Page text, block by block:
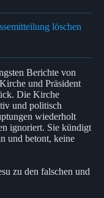
löschen
Berichte von
und Präsident
Die Kirche
und politisch
wiederholt
ignoriert. Sie kündigt
und betont, keine
zu den falschen und